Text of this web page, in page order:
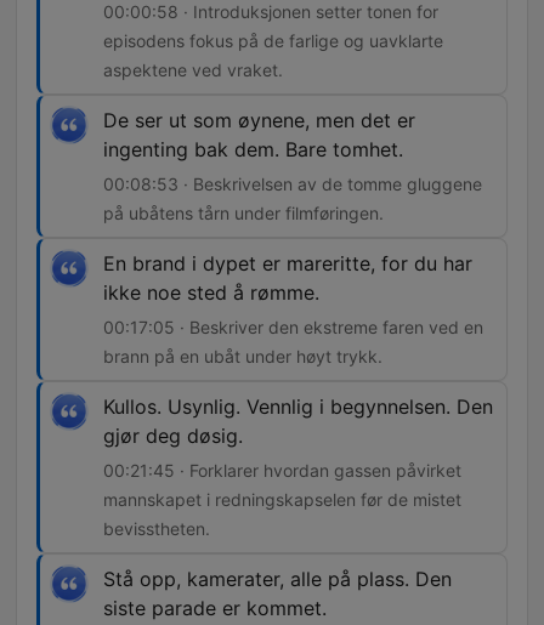
00:00:58 · Introduksjonen setter tonen for
episodens fokus på de farlige og uavklarte
aspektene ved vraket.
De ser ut som øynene, men det er
ingenting bak dem. Bare tomhet.
00:08:53 · Beskrivelsen av de tomme gluggene
på ubåtens tårn under filmføringen.
En brand i dypet er mareritte, for du har
ikke noe sted å rømme.
00:17:05 · Beskriver den ekstreme faren ved en
brann på en ubåt under høyt trykk.
Kullos. Usynlig. Vennlig i begynnelsen. Den
gjør deg døsig.
00:21:45 · Forklarer hvordan gassen påvirket
mannskapet i redningskapselen før de mistet
bevisstheten.
Stå opp, kamerater, alle på plass. Den
siste parade er kommet.